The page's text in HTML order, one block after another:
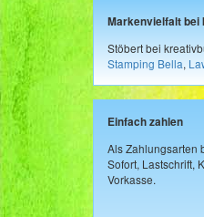
Markenvielfalt bei
Stöbert bei
Stamping Bella,
Einfach zahlen
Als Zahlungsarten
Sofort, Lastschrift,
Vorkasse.